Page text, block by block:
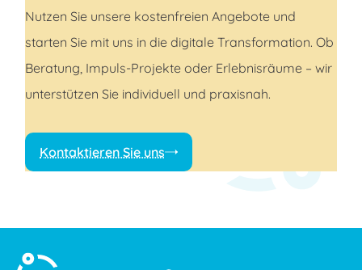
Nutzen Sie unsere kostenfreien Angebote und
starten Sie mit uns in die digitale Transformation. Ob
Beratung, Impuls-Projekte oder Erlebnisräume – wir
unterstützen Sie individuell und praxisnah.
Kontaktieren Sie uns